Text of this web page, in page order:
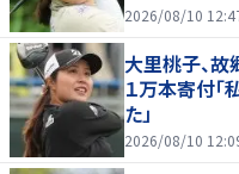
2026/08/10
大里桃子、
１万本寄付
た」
2026/08/10